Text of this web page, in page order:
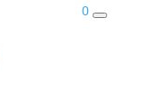
0